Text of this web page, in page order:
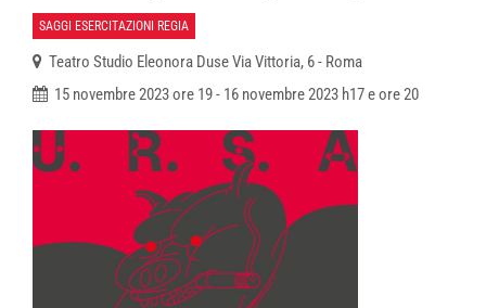
SAGGI ESERCITAZIONI REGIA
Teatro Studio Eleonora Duse Via Vittoria, 6 - Roma
15 novembre 2023 ore 19 - 16 novembre 2023 h17 e ore 20